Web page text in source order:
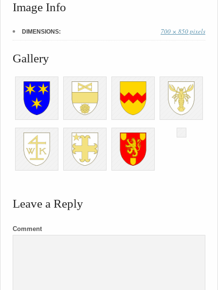
Image Info
DIMENSIONS: 700 × 850 pixels
Gallery
Leave a Reply
Comment